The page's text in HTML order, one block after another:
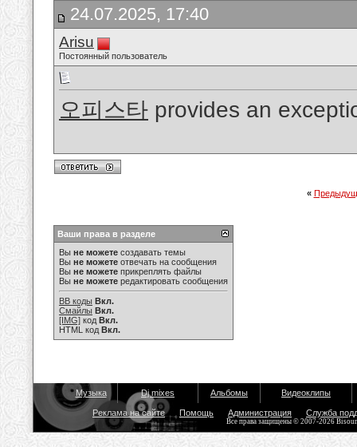
24.07.2025, 17:40
Arisu
Постоянный пользователь
오피스타 provides an
«
Ваши права в разделе
Вы не можете создавать темы
Вы не можете отвечать на сообщения
Вы не можете прикреплять файлы
Вы не можете редактировать сообщения
BB коды Вкл.
Смайлы Вкл.
[IMG] код Вкл.
HTML код Вкл.
Музыка Dj mixes Альбомы Видеоклипы
Реклама на сайте Помощь Администрация Служба
Все права защищены © 2007-2026